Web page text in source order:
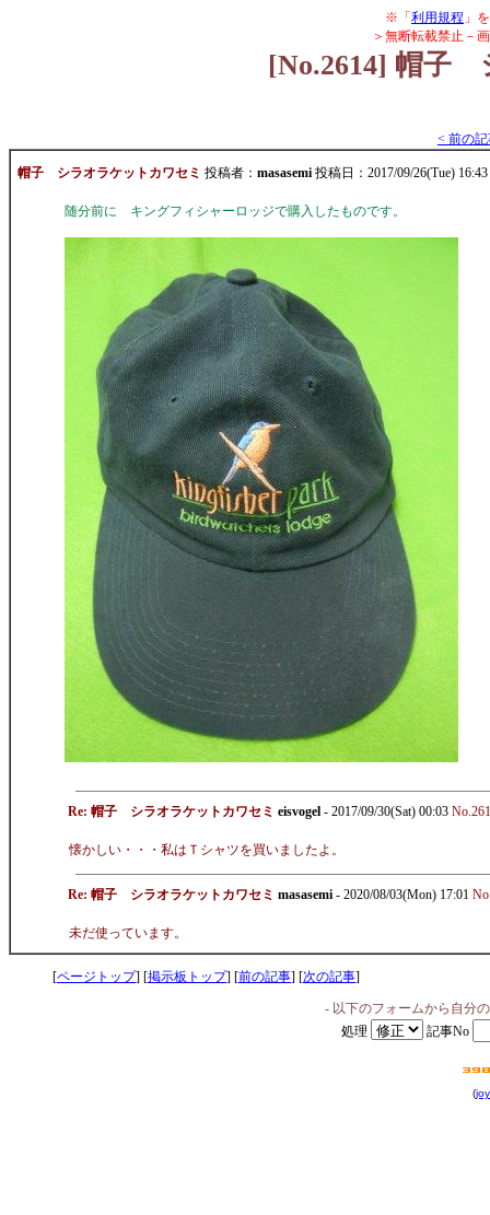
※「 利用規程 」
＞無断転載禁止－
[No.2614] 帽子
< 前の
帽子 シラオラケットカワセミ 投稿者： masasemi 投稿日：2017/09/26(Tue) 16:43
随分前に キングフィシャーロッジで購入したものです。
Re: 帽子 シラオラケットカワセミ eisvogel - 2017/09/30(Sat) 00:03
懐かしい・・・私はＴシャツを買いましたよ。
Re: 帽子 シラオラケットカワセミ masasemi - 2020/08/03(Mon) 17:01
未だ使っています。
[ページトップ] [掲示板トップ] [前の記事] [次の記事]
- 以下のフォームから自分
処理
記事No
(